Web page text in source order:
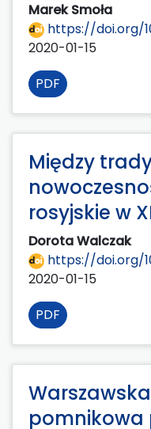
Marek Smoła
https://doi.org/
2020-01-15
PDF
Między
rosyjskie w
Dorota Walczak
https://doi.org/
2020-01-15
PDF
pomnikowa